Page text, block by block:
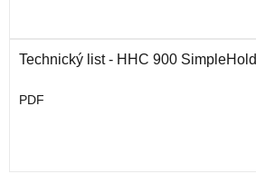
Technický list - HHC 900 SimpleHold
PDF